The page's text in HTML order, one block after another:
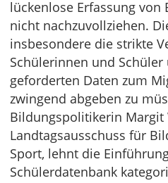
lückenlose Erfassung von
nicht nachzuvollziehen.
insbesondere die strikte
Schülerinnen und
geforderten Daten zum
zwingend abgeben zu
Bildungspolitikerin
Landtagsausschuss für
Sport, lehnt die
Schülerdatenbank